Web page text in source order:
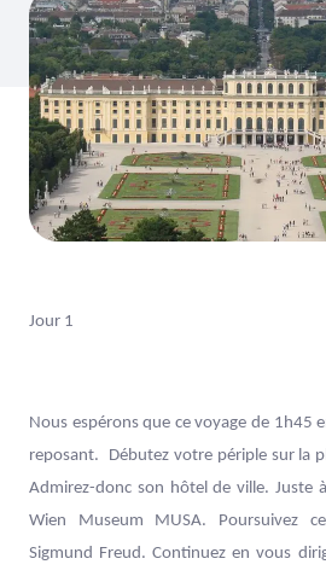
Jour 1
Nous espérons que ce voyage de 1h45
reposant. Débutez votre périple sur la
Admirez-donc son hôtel de ville. Juste
Wien Museum MUSA. Poursuivez
Sigmund Freud. Continuez en vous